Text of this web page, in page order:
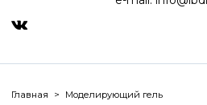
Главная Моделирующий гель